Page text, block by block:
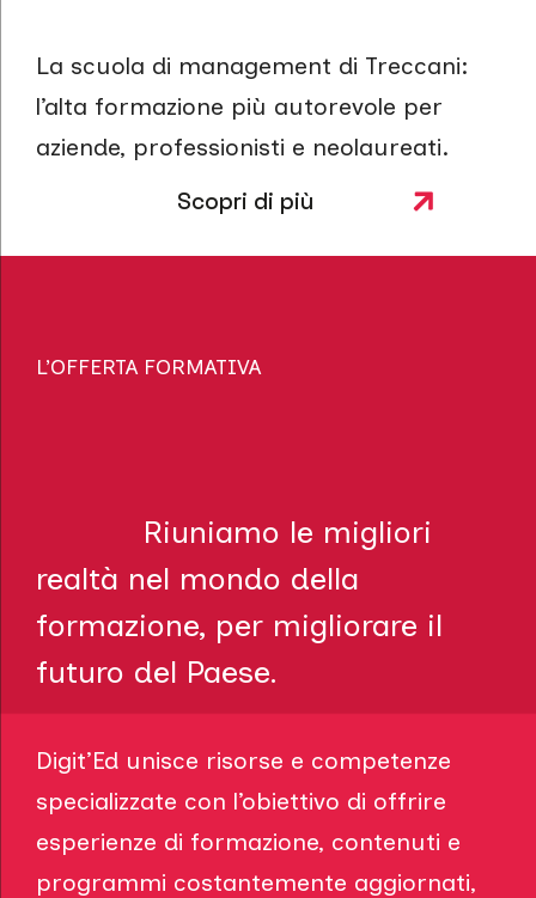
La scuola di management di Treccani:
l’alta formazione più autorevole per
aziende, professionisti e neolaureati.
Scopri di più
L’OFFERTA FORMATIVA
Riuniamo le migliori
realtà nel mondo della
formazione, per migliorare il
futuro del Paese.
Digit’Ed unisce risorse e competenze
specializzate con l’obiettivo di offrire
esperienze di formazione, contenuti e
programmi costantemente aggiornati,